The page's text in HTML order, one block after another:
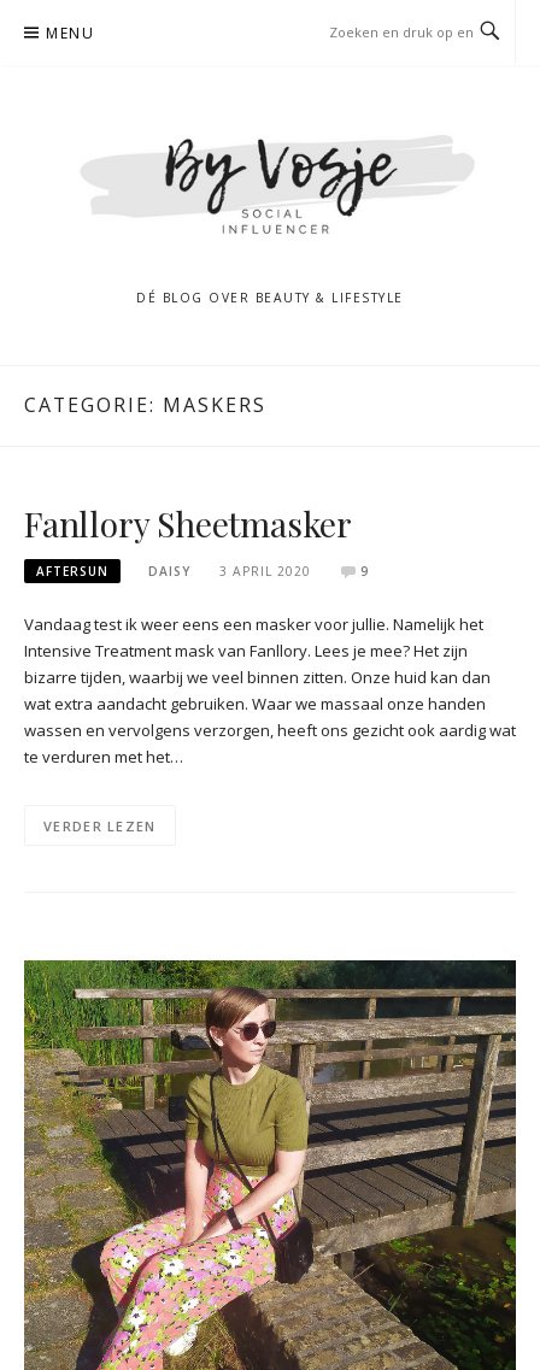
MENU
DÉ BLOG OVER BEAUTY & LIFESTYLE
CATEGORIE: MASKERS
Fanllory Sheetmasker
AFTERSUN DAISY 3 APRIL 2020 9
Vandaag test ik weer eens een masker voor jullie. Namelijk het
Intensive Treatment mask van Fanllory. Lees je mee? Het zijn
bizarre tijden, waarbij we veel binnen zitten. Onze huid kan dan
wat extra aandacht gebruiken. Waar we massaal onze handen
wassen en vervolgens verzorgen, heeft ons gezicht ook aardig wat
te verduren met het…
VERDER LEZEN